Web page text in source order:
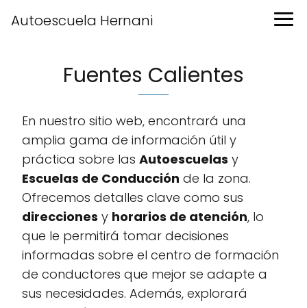
Autoescuela Hernani
Fuentes Calientes
En nuestro sitio web, encontrará una
amplia gama de información útil y
práctica sobre las Autoescuelas y
Escuelas de Conducción de la zona.
Ofrecemos detalles clave como sus
direcciones y horarios de atención, lo
que le permitirá tomar decisiones
informadas sobre el centro de formación
de conductores que mejor se adapte a
sus necesidades. Además, explorará